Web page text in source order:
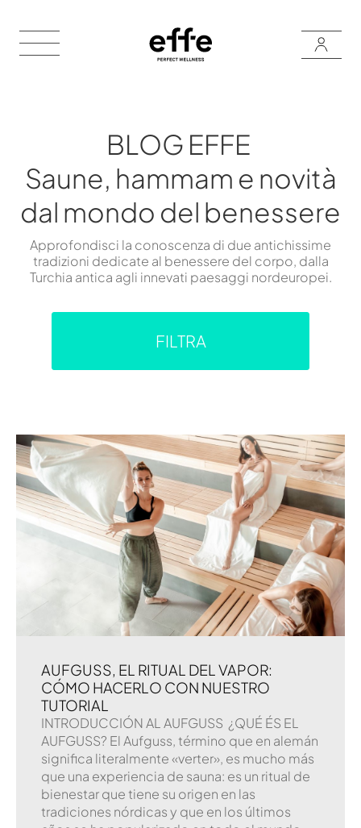
BLOG EFFE
Saune, hammam e novità
dal mondo del benessere
Approfondisci la conoscenza di due antichissime
tradizioni dedicate al benessere del corpo, dalla
Turchia antica agli innevati paesaggi nordeuropei.
FILTRA
AUFGUSS, EL RITUAL DEL VAPOR:
CÓMO HACERLO CON NUESTRO
TUTORIAL
INTRODUCCIÓN AL AUFGUSS ¿QUÉ ÉS EL
AUFGUSS? El Aufguss, término que en alemán
significa literalmente «verter», es mucho más
que una experiencia de sauna: es un ritual de
bienestar que tiene su origen en las
tradiciones nórdicas y que en los últimos